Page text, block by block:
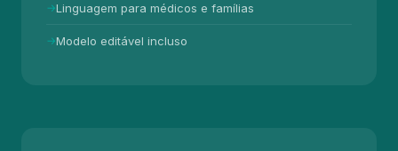
Linguagem para médicos e famílias
Modelo editável incluso